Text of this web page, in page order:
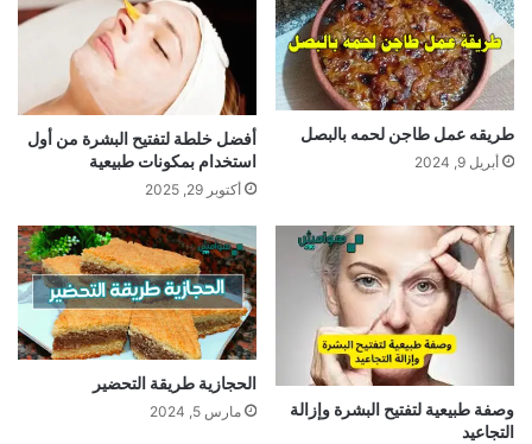
طريقه عمل طاجن لحمه بالبصل
أبريل 9, 2024
أفضل خلطة لتفتيح البشرة من أول
استخدام بمكونات طبيعية
أكتوبر 29, 2025
وصفة طبيعية لتفتيح البشرة وإزالة
التجاعيد
الحجازية طريقة التحضير
مارس 5, 2024